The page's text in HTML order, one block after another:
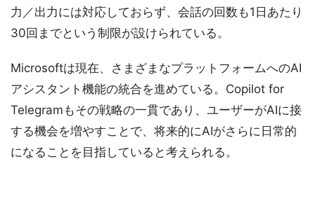
力／出力には対応しておらず、会話の回数も1日あたり
30回までという制限が設けられている。
Microsoftは現在、さまざまなプラットフォームへのAI
アシスタント機能の統合を進めている。Copilot for
Telegramもその戦略の一貫であり、ユーザーがAIに接
する機会を増やすことで、将来的にAIがさらに日常的
になることを目指していると考えられる。